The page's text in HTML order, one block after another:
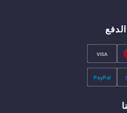
VISA
PayPal